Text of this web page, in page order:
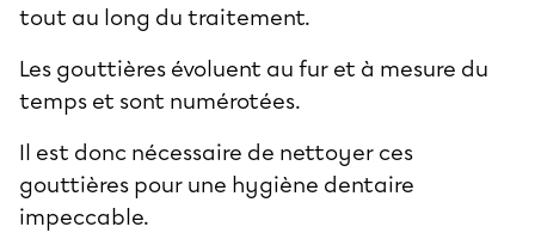
tout au long du traitement.
Les gouttières évoluent au fur et à mesure du
temps et sont numérotées.
Il est donc nécessaire de nettoyer ces
gouttières pour une hygiène dentaire
impeccable.